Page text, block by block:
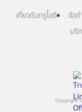
Copyright
เกี่ยวกับทรูไอดี ข้อก
บริ